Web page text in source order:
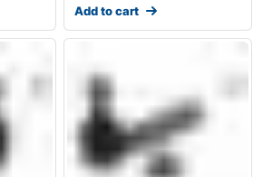
Add to cart